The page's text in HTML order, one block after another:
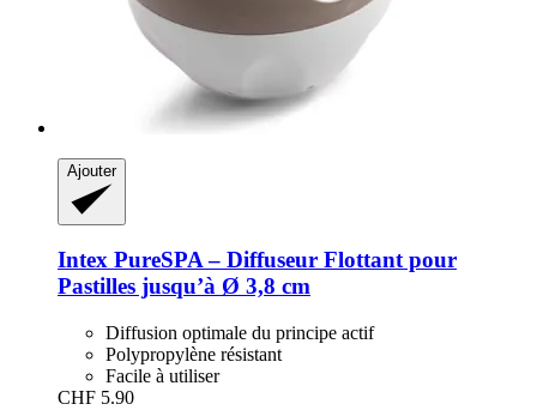
Ajouter
Intex PureSPA – Diffuseur Flottant pour
Pastilles jusqu’à Ø 3,8 cm
Diffusion optimale du principe actif
Polypropylène résistant
Facile à utiliser
CHF 5.90